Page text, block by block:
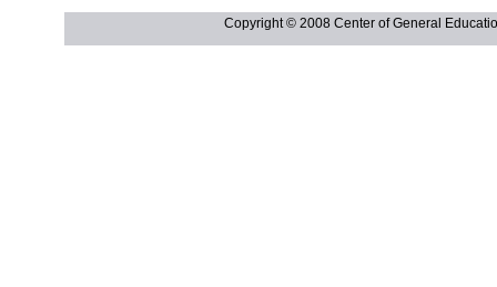
Copyright © 2008 Center of General